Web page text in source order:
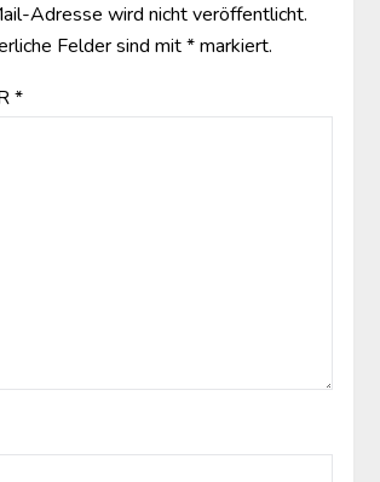
Adresse wird nicht veröffentlicht.
Felder sind mit*markiert.
*